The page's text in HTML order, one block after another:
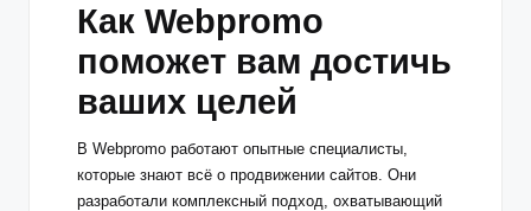
Как Webpromo
поможет вам достичь
ваших целей
В Webpromo работают опытные специалисты,
которые знают всё о продвижении сайтов. Они
разработали комплексный подход, охватывающий